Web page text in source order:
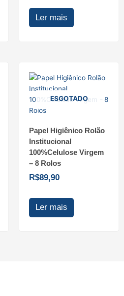
Ler mais
ESGOTADO
Papel Higiênico Rolão
Institucional
100%Celulose Virgem
– 8 Rolos
R$89,90
Ler mais